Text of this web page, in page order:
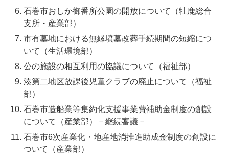
石巻市おしか御番所公園の開放について（牡鹿総合
支所・産業部）
市有墓地における無縁墳墓改葬手続期間の短縮につ
いて（生活環境部）
公の施設の相互利用の協議について（福祉部）
湊第二地区放課後児童クラブの廃止について（福祉
部）
石巻市造船業等集約化支援事業費補助金制度の創設
について（産業部）－継続審議－
石巻市6次産業化・地産地消推進助成金制度の創設に
ついて（産業部）